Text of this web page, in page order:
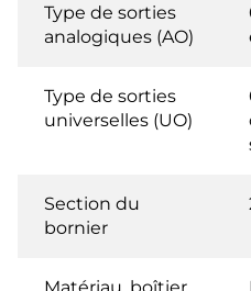
Type de sorties
analogiques (AO)
Type de sorties
universelles (UO)
Section du
bornier
Matériau, boîtier